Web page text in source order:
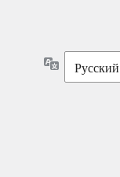
Язык